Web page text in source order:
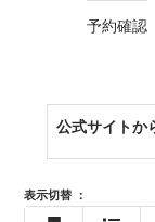
予約確認
https://
公式サイトか
表示切替 ：